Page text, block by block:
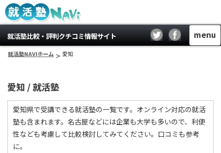
就活塾比較・評判クチコミ情報サイト menu
就活塾NAVIホーム > 愛知
愛知 / 就活塾
愛知県で受講できる就活塾の一覧です。オンライン対応の就活
塾も含まれます。名古屋などには企業も大学も多いので、利便
性なども考慮して比較検討してみてください。口コミも参考
に。